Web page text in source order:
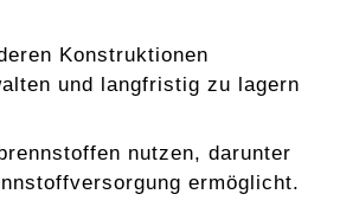
Konstruktionen
und langfristig zu lagern
nutzen, darunter
ermöglicht.